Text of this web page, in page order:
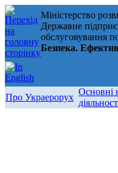
Міністерство
Державне
обслуговування
Безпека.
Про Украерорух
Основні